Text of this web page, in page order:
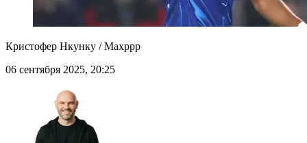
Кристофер Нкунку / Maxppp
06 сентября 2025, 20:25